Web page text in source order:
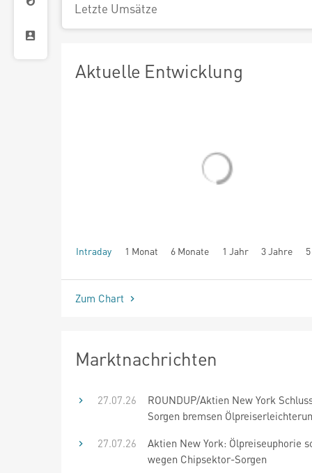
Letzte Umsätze
Aktuelle Entwicklung
Intraday 1 Monat 6 Monate 1 Jahr 3 Jahre
seit Beginn
Zum Chart
Marktnachrichten
27.07.26
ROUNDUP/Aktien New York
Sorgen bremsen
27.07.26
Aktien New York: Ölpreiseuphorie
wegen Chipsektor-Sorgen